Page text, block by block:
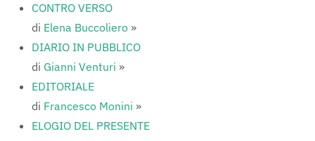
CONTRO VERSO
di Elena Buccoliero »
DIARIO IN PUBBLICO
di Gianni Venturi »
EDITORIALE
di Francesco Monini »
ELOGIO DEL PRESENTE